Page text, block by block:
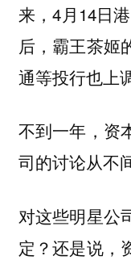
来，4月14日
后，霸王茶姬
通等投行也上
不到一年，资
司的讨论从不
对这些明星公
定？还是说，